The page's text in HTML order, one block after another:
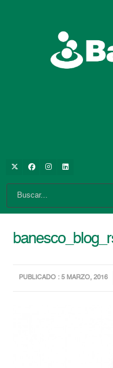
PUBLICADO : 5 MARZO, 2016